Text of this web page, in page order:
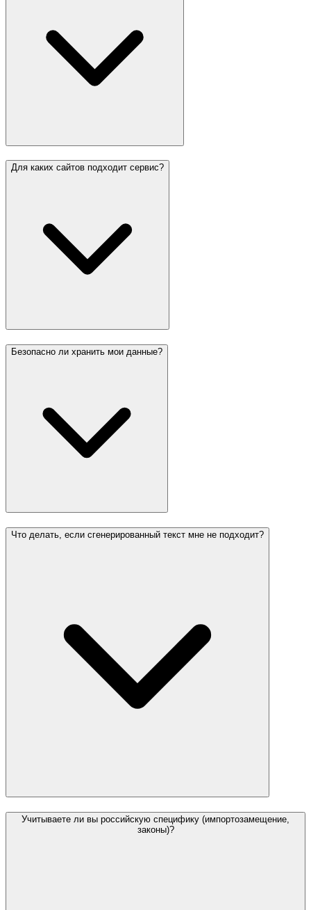
Для каких сайтов подходит сервис?
Безопасно ли хранить мои данные?
Что делать, если сгенерированный текст мне не подходит?
Учитываете ли вы российскую специфику (импортозамещение,
законы)?